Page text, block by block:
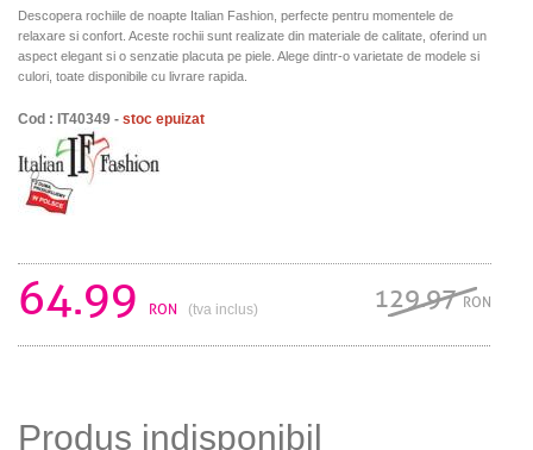
Descopera rochiile de noapte Italian Fashion, perfecte pentru momentele de
relaxare si confort. Aceste rochii sunt realizate din materiale de calitate, oferind un
aspect elegant si o senzatie placuta pe piele. Alege dintr-o varietate de modele si
culori, toate disponibile cu livrare rapida.
Cod : IT40349 - stoc epuizat
64.99 RON (tva inclus) 129.97RON
Produs indisponibil